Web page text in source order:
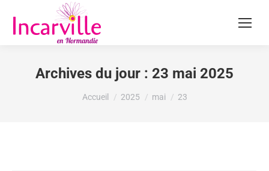
Archives du jour : 23 mai 2025
Vous êtes ici :
Accueil 2025 mai 23